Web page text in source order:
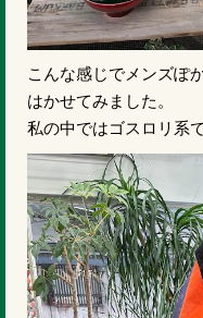
こんな感じでメンズぽ
はかせてみました。
私の中ではゴスロリ系